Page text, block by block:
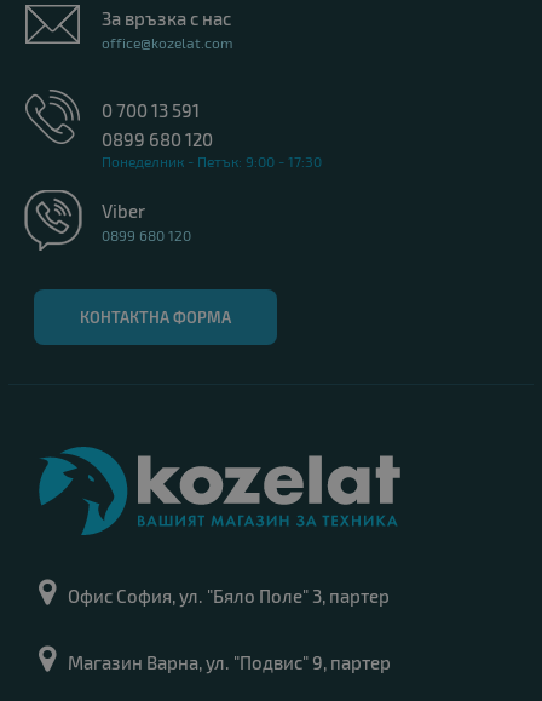
За връзка с нас
office@kozelat.com
0 700 13 591
0899 680 120
Понеделник - Петък: 9:00 - 17:30
Viber
0899 680 120
КОНТАКТНА ФОРМА
Офис София, ул. "Бяло Поле" 3, партер
Магазин Варна, ул. "Подвис" 9, партер